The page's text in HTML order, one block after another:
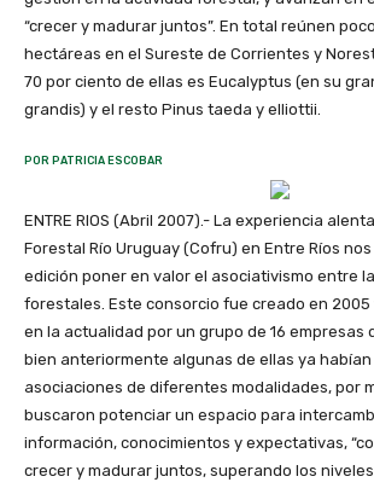
“crecer y madurar juntos”. En total reúnen
hectáreas en el Sureste de Corrientes y
70 por ciento de ellas es Eucalyptus (en su
grandis) y el resto Pinus taeda y elliottii.
POR PATRICIA ESCOBAR
ENTRE RIOS (Abril 2007).- La experiencia
Forestal Río Uruguay (Cofru) en Entre Ríos
edición poner en valor el asociativismo entre
forestales. Este consorcio fue creado en
en la actualidad por un grupo de 16 empresas
bien anteriormente algunas de ellas ya habían
asociaciones de diferentes modalidades, por
buscaron potenciar un espacio para
información, conocimientos y expectativas,
crecer y madurar juntos, superando los